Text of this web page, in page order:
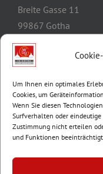
Um Ihnen ein optimales
Cookies, um
Wenn Sie diesen
Surfverhalten oder eindeutige
Zustimmung nicht erteilen
und Funktionen
Breite Gasse 11
99867 Gotha
Telefon:
E-Mail:
info@wbg-